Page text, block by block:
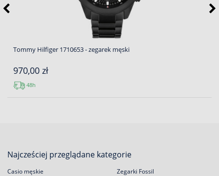
Tommy Hilfiger 1710653 - zegarek męski
970,00 zł
48h
Najcześciej przeglądane kategorie
Casio męskie
Zegarki Fossil